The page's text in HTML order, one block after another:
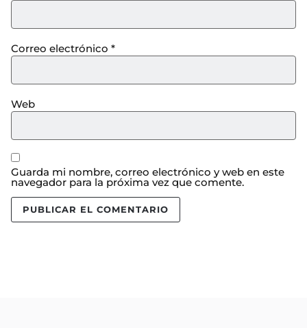
Correo electrónico *
Web
Guarda mi nombre, correo electrónico y web en este
navegador para la próxima vez que comente.